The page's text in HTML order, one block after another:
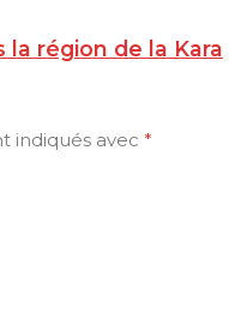
région de la Kara
indiqués avec *